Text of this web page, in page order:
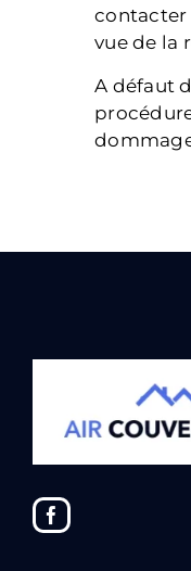
vue de la
A défaut